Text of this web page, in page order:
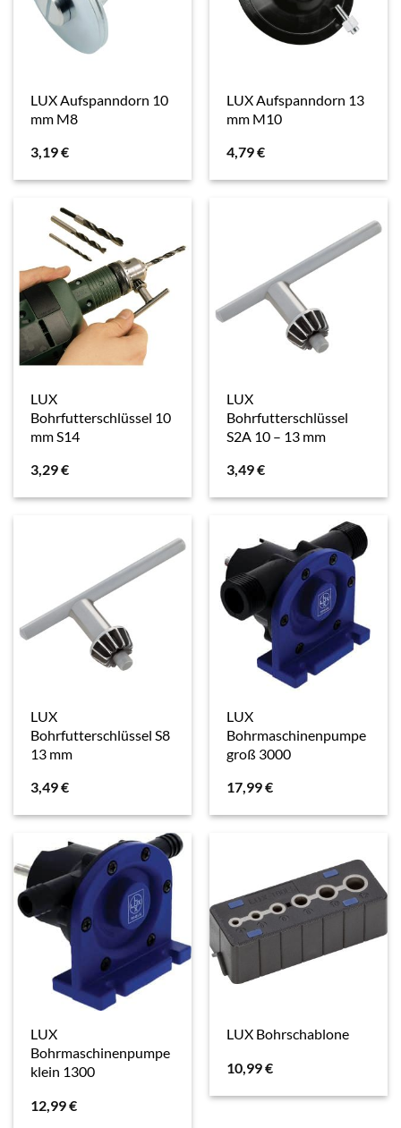
LUX Aufspanndorn 10
mm M8
3,19€
LUX Aufspanndorn 13
mm M10
4,79€
LUX
Bohrfutterschlüssel 10
mm S14
3,29€
LUX
Bohrfutterschlüssel
S2A 10 – 13 mm
3,49€
LUX
Bohrfutterschlüssel S8
13 mm
3,49€
LUX
Bohrmaschinenpumpe
groß 3000
17,99€
LUX
Bohrmaschinenpumpe
klein 1300
12,99€
LUX Bohrschablone
10,99€